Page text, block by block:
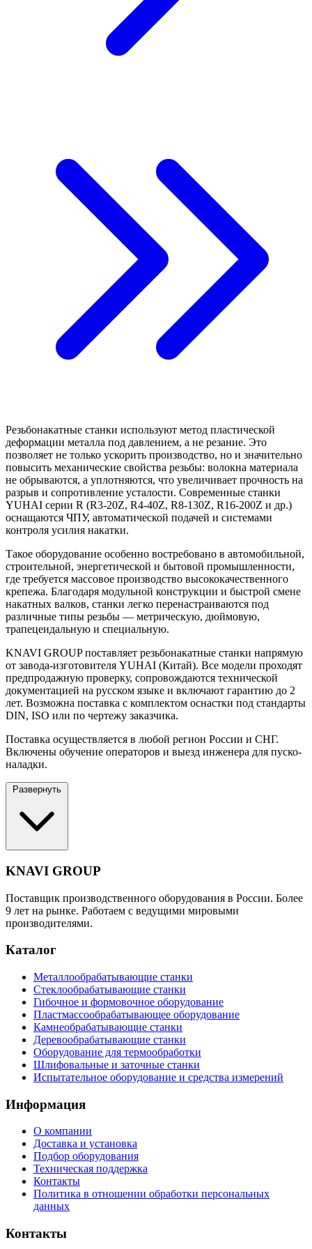
Резьбонакатные станки используют метод пластической
деформации металла под давлением, а не резание. Это
позволяет не только ускорить производство, но и значительно
повысить механические свойства резьбы: волокна материала
не обрываются, а уплотняются, что увеличивает прочность на
разрыв и сопротивление усталости. Современные станки
YUHAI серии R (R3-20Z, R4-40Z, R8-130Z, R16-200Z и др.)
оснащаются ЧПУ, автоматической подачей и системами
контроля усилия накатки.
Такое оборудование особенно востребовано в автомобильной,
строительной, энергетической и бытовой промышленности,
где требуется массовое производство высококачественного
крепежа. Благодаря модульной конструкции и быстрой смене
накатных валков, станки легко перенастраиваются под
различные типы резьбы — метрическую, дюймовую,
трапецеидальную и специальную.
KNAVI GROUP поставляет резьбонакатные станки напрямую
от завода-изготовителя YUHAI (Китай). Все модели проходят
предпродажную проверку, сопровождаются технической
документацией на русском языке и включают гарантию до 2
лет. Возможна поставка с комплектом оснастки под стандарты
DIN, ISO или по чертежу заказчика.
Поставка осуществляется в любой регион России и СНГ.
Включены обучение операторов и выезд инженера для пуско-
наладки.
Развернуть
KNAVI GROUP
Поставщик производственного оборудования в России. Более
9 лет на рынке. Работаем с ведущими мировыми
производителями.
Каталог
Металлообрабатывающие станки
Стеклообрабатывающие станки
Гибочное и формовочное оборудование
Пластмассообрабатывающее оборудование
Камнеобрабатывающие станки
Деревообрабатывающие станки
Оборудование для термообработки
Шлифовальные и заточные станки
Испытательное оборудование и средства измерений
Информация
О компании
Доставка и установка
Подбор оборудования
Техническая поддержка
Контакты
Политика в отношении обработки персональных
данных
Контакты